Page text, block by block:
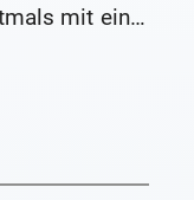
mit einer